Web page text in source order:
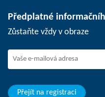
Události
SCHUNK jako zaměstnavatel
Nástup do firmy SCHUNK
Vaše výhody
Předplatné
Zůstaňte vždy v obraze
Přejít na registraci